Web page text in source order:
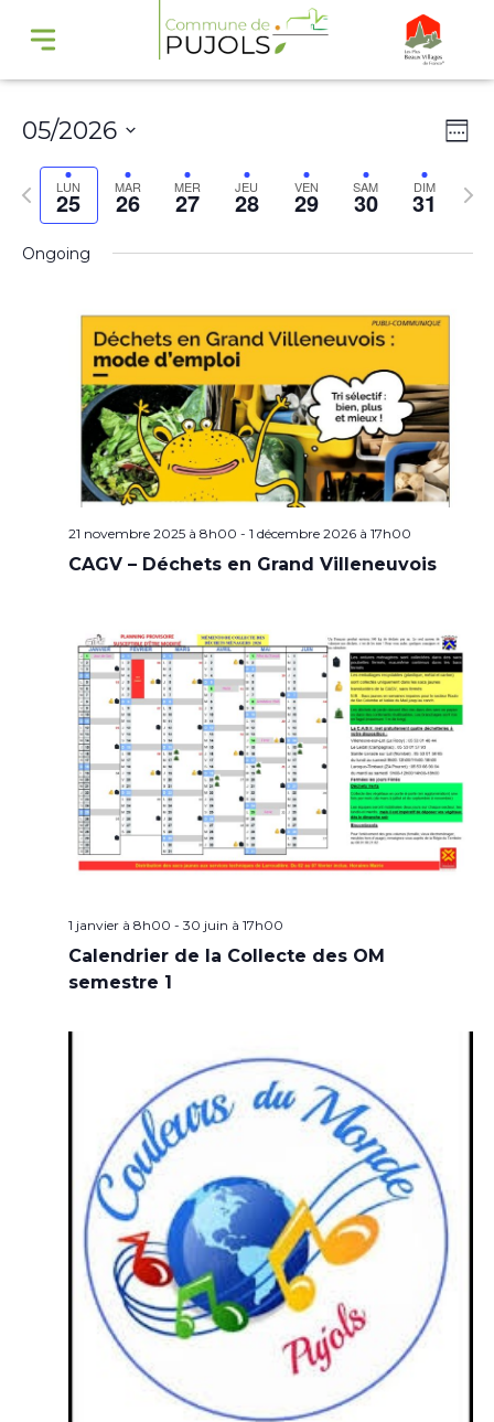
05/2026
Select
date.
LUN
25 MAR
26 MER
27 JEU
28 VEN
29 SAM
30 DIM
31
Previous
week
Ongoing
21 novembre 2025 à 8h00 - 1 décembre 2026 à 17h00
CAGV – Déchets en Grand Villeneuvois
1 janvier à 8h00 - 30 juin à 17h00
Calendrier de la Collecte des OM
semestre 1